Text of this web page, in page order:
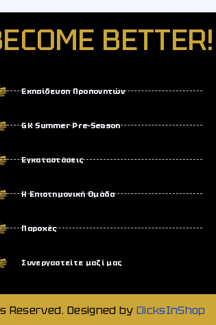
BETTER!
Εκπαίδευση Προπονητών
GK Summer Pre-Season
Εγκαταστάσεις
Η Επιστημονική Ομάδα
Παροχές
Συνεργαστείτε μαζί μας
Reserved. Designed by ClicksInShop